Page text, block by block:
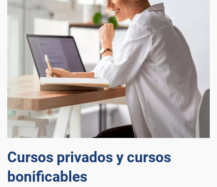
Cursos privados y cursos
bonificables